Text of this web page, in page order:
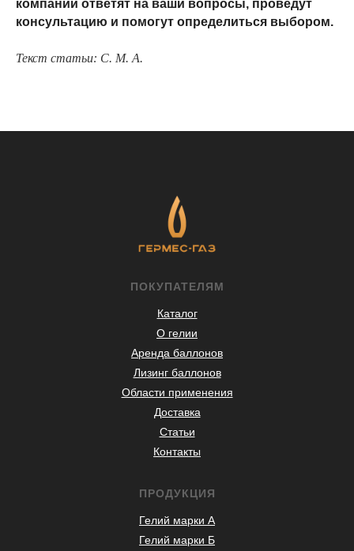
компании ответят на ваши вопросы, проведут
консультацию и помогут определиться выбором.
Текст статьи: С. М. А.
ПРОДУКЦИЯ
Гелий марки А
Гелий марки Б
ПОКУПАТЕЛЯМ
Каталог
О гелии
Аренда баллонов
Лизинг баллонов
Области применения
Доставка
Статьи
Контакты